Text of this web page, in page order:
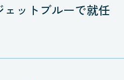
ェットブルーで就任